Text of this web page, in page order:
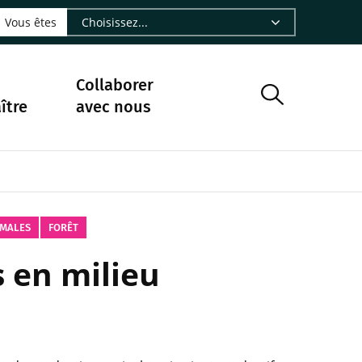
- CIRAD
Facebook - CIRAD
sur Instagram - CIRAD
sur Youtube - CIRAD
suivre sur Bluesky - CIRAD
Nourrir le vivant, le podcast du Cirad - CIRAD
Nous contacter par courriel - CIRAD
la page Flux RSS - CIRAD
Vous êtes
Collaborer
avec nous
FORÊT
en milieu